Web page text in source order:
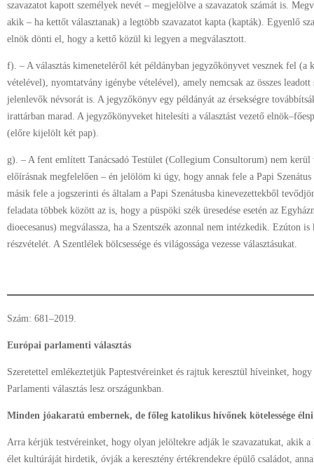
szavazatot kapott személyek nevét – megjelölve a szavazatok számát is.
akik – ha kettőt választanak) a legtöbb szavazatot kapta (kapták). Egyenlő
elnök dönti el, hogy a kettő közül ki legyen a megválasztott.
f). – A választás kimeneteléről két példányban jegyzőkönyvet vesznek fel
vételével), nyomtatvány igénybe vételével), amely nemcsak az összes leadott
jelenlevők névsorát is. A jegyzőkönyv egy példányát az érsekségre
irattárban marad. A jegyzőkönyveket hitelesíti a választást vezető
(előre kijelölt két pap).
g). – A fent említett Tanácsadó Testület (Collegium Consultorum) nem kerül
előírásnak megfelelően – én jelölöm ki úgy, hogy annak fele a Papi
másik fele a jogszerinti és általam a Papi Szenátusba kinevezettekből
feladata többek között az is, hogy a püspöki szék üresedése esetén az
dioecesanus) megválassza, ha a Szentszék azonnal nem intézkedik. Ezúton
részvételét. A Szentlélek bölcsessége és világossága vezesse választásukat.
Szám: 681–2019.
Európai parlamenti választás
Szeretettel emlékeztetjük Paptestvéreinket és rajtuk keresztül híveinket,
Parlamenti választás lesz országunkban.
Minden jóakaratú embernek, de főleg katolikus hívőnek kötelessége
Arra kérjük testvéreinket, hogy olyan jelöltekre adják le szavazatukat, akik
élet kultúráját hirdetik, óvják a keresztény értékrendekre épülő családot,